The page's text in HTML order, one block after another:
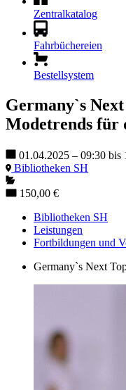
Zentralkatalog
Fahrbüchereien
Bestellsystem
Germany`s
Modetrends für
01.04.2025 – 09:30 bis
Bibliotheken SH
150,00 €
Bibliotheken SH
Leistungen
Fortbildungen und
Germany`s Next